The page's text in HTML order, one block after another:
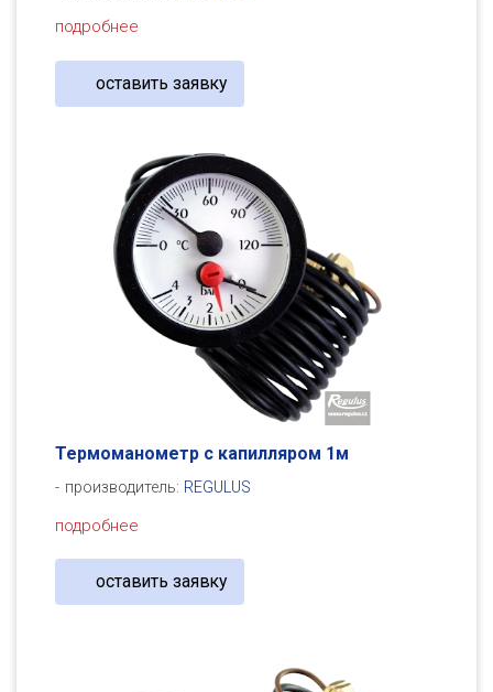
подробнее
оставить заявку
Термоманометр с капилляром 1м
производитель: REGULUS
подробнее
оставить заявку